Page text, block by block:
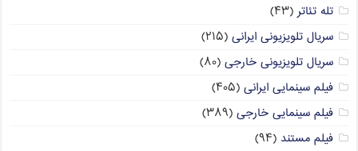
تله تئاتر (۴۳)
سریال تلویزیونی ایرانی (۲۱۵)
سریال تلویزیونی خارجی (۸۰)
فیلم سینمایی ایرانی (۴۰۵)
فیلم سینمایی خارجی (۳۸۹)
فیلم مستند (۹۴)